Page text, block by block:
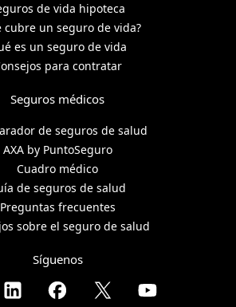
de vida hipoteca
cubre un seguro de vida?
es un seguro de vida
para contratar
Seguros médicos
de seguros de salud
AXA by PuntoSeguro
Cuadro médico
de seguros de salud
Preguntas frecuentes
sobre el seguro de salud
Síguenos